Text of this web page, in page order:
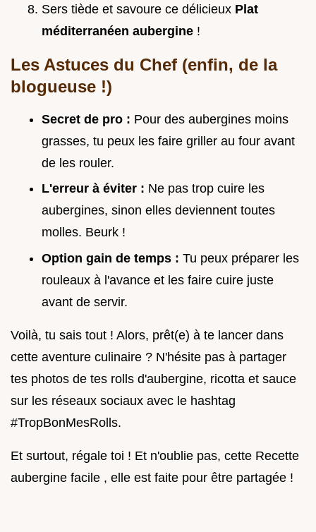
Sers tiède et savoure ce délicieux Plat
méditerranéen aubergine !
Les Astuces du Chef (enfin, de la
blogueuse !)
Secret de pro : Pour des aubergines moins
grasses, tu peux les faire griller au four avant
de les rouler.
L'erreur à éviter : Ne pas trop cuire les
aubergines, sinon elles deviennent toutes
molles. Beurk !
Option gain de temps : Tu peux préparer les
rouleaux à l'avance et les faire cuire juste
avant de servir.
Voilà, tu sais tout ! Alors, prêt(e) à te lancer dans
cette aventure culinaire ? N'hésite pas à partager
tes photos de tes rolls d'aubergine, ricotta et sauce
sur les réseaux sociaux avec le hashtag
#TropBonMesRolls.
Et surtout, régale toi ! Et n'oublie pas, cette Recette
aubergine facile , elle est faite pour être partagée !